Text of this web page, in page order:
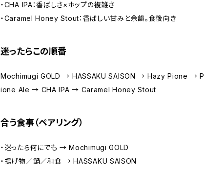
・CHA IPA：香ばしさ×ホップの複雑さ
・Caramel Honey Stout：香ばしい甘みと余韻。食後向き
迷ったらこの順番
Mochimugi GOLD → HASSAKU SAISON → Hazy Pione → P
ione Ale → CHA IPA → Caramel Honey Stout
合う食事（ペアリング）
・迷ったら何にでも → Mochimugi GOLD
・揚げ物／鍋／和食 → HASSAKU SAISON